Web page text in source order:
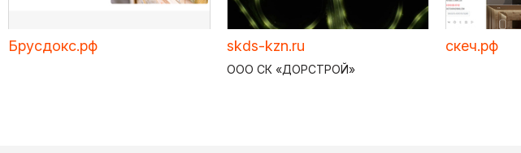
Брусдокс.рф skds-kzn.ru
ООО СК «ДОРСТРОЙ»
скеч.рф